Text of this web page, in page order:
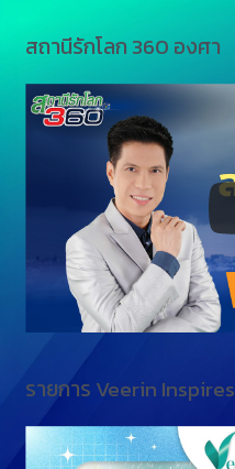
สถานีรักโลก 360 องศา
รายการ Veerin Inspires